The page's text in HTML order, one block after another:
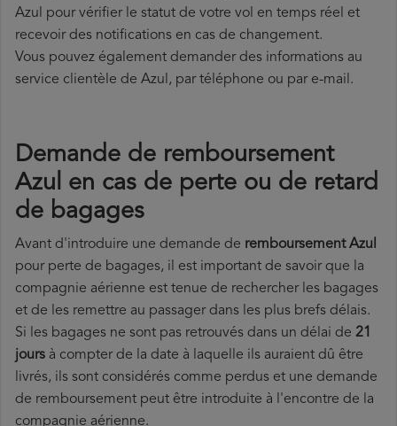
Azul pour vérifier le statut de votre vol en temps réel et
recevoir des notifications en cas de changement.
Vous pouvez également demander des informations au
service clientèle de Azul, par téléphone ou par e-mail.
Demande de remboursement
Azul en cas de perte ou de retard
de bagages
Avant d'introduire une demande de remboursement Azul
pour perte de bagages, il est important de savoir que la
compagnie aérienne est tenue de rechercher les bagages
et de les remettre au passager dans les plus brefs délais.
Si les bagages ne sont pas retrouvés dans un délai de 21
jours à compter de la date à laquelle ils auraient dû être
livrés, ils sont considérés comme perdus et une demande
de remboursement peut être introduite à l'encontre de la
compagnie aérienne.